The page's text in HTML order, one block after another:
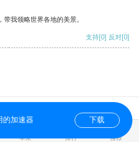
我领略世界各地的美景。
支持[0] 反对[0]
苹果 排行 推荐
的加速器 下载
0.568826s